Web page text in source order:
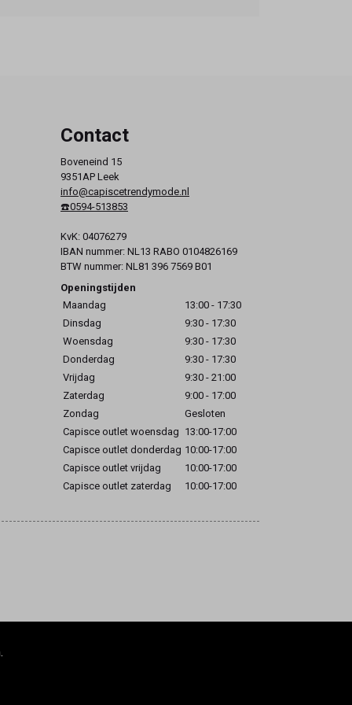
Contact
Boveneind 15
9351AP Leek
info@capiscetrendymode.nl
☎️0594-513853
KvK: 04076279
IBAN nummer: NL13 RABO 0104826169
BTW nummer: NL81 396 7569 B01
Openingstijden
Maandag
13:00 - 17:30
Dinsdag
9:30 - 17:30
Woensdag
9:30 - 17:30
Donderdag
9:30 - 17:30
Vrijdag
9:30 - 21:00
Zaterdag
9:00 - 17:00
Zondag
Gesloten
Capisce outlet woensdag 13:00-17:00
Capisce outlet donderdag 10:00-17:00
Capisce outlet vrijdag
10:00-17:00
Capisce outlet zaterdag
10:00-17:00